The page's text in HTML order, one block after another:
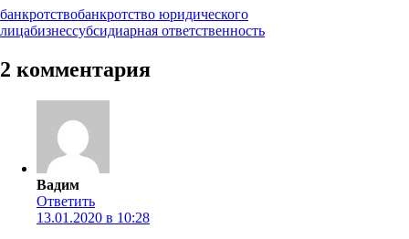
банкротствобанкротство юридического
лицабизнессубсидиарная ответственность
2 комментария
Вадим
Ответить
13.01.2020 в 10:28